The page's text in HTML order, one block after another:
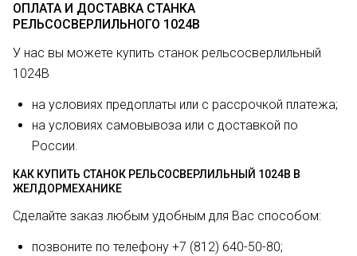
ОПЛАТА И ДОСТАВКА СТАНКА
РЕЛЬСОСВЕРЛИЛЬНОГО 1024В
У нас вы можете купить станок рельсосверлильный
1024В
на условиях предоплаты или с рассрочкой платежа;
на условиях самовывоза или с доставкой по
России.
КАК КУПИТЬ СТАНОК РЕЛЬСОСВЕРЛИЛЬНЫЙ 1024В В
ЖЕЛДОРМЕХАНИКЕ
Сделайте заказ любым удобным для Вас способом:
позвоните по телефону +7 (812) 640-50-80;